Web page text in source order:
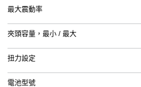
最大震動率
夾頭容量，最小 / 最大
扭力設定
電池型號